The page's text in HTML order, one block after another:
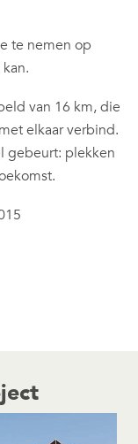
te nemen op
van 16 km, die
elkaar verbind.
gebeurt: plekken